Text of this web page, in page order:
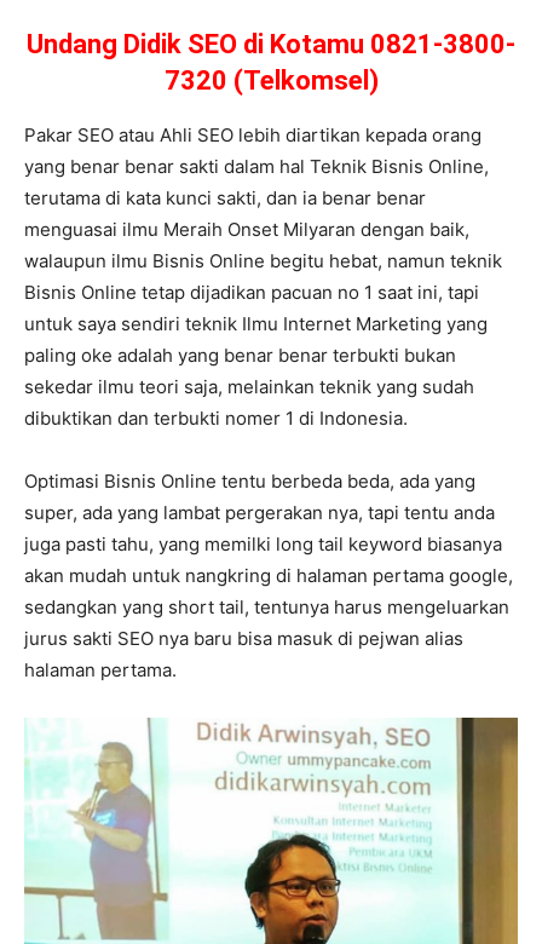
Undang Didik SEO di Kotamu 0821-3800-
7320 (Telkomsel)
Pakar SEO atau Ahli SEO lebih diartikan kepada orang
yang benar benar sakti dalam hal Teknik Bisnis Online,
terutama di kata kunci sakti, dan ia benar benar
menguasai ilmu Meraih Onset Milyaran dengan baik,
walaupun ilmu Bisnis Online begitu hebat, namun teknik
Bisnis Online tetap dijadikan pacuan no 1 saat ini, tapi
untuk saya sendiri teknik Ilmu Internet Marketing yang
paling oke adalah yang benar benar terbukti bukan
sekedar ilmu teori saja, melainkan teknik yang sudah
dibuktikan dan terbukti nomer 1 di Indonesia.
Optimasi Bisnis Online tentu berbeda beda, ada yang
super, ada yang lambat pergerakan nya, tapi tentu anda
juga pasti tahu, yang memilki long tail keyword biasanya
akan mudah untuk nangkring di halaman pertama google,
sedangkan yang short tail, tentunya harus mengeluarkan
jurus sakti SEO nya baru bisa masuk di pejwan alias
halaman pertama.